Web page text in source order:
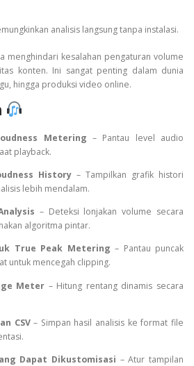
analisis langsung tanpa instalasi.
menghindari kesalahan pengaturan volume
konten. Ini sangat penting dalam dunia
hingga produksi video online.
Metering – Pantau level audio
playback.
History– Tampilkan grafik histori
lebih mendalam.
– Deteksi lonjakan volume secara
algoritma pintar.
True Peak Metering – Pantau puncak
untuk mencegah clipping.
Meter – Hitung rentang dinamis secara
CSV– Simpan hasil analisis ke format file
Dapat Dikustomisasi – Atur tampilan